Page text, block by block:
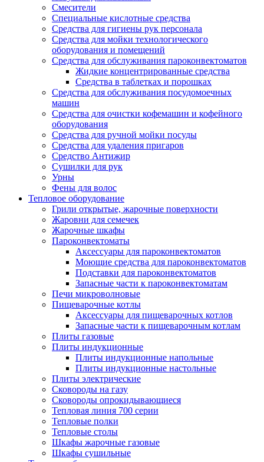
Смесители
Специальные кислотные средства
Средства для гигиены рук персонала
Средства для мойки технологического
оборудования и помещений
Средства для обслуживания пароконвектоматов
Жидкие концентрированные средства
Средства в таблетках и порошках
Средства для обслуживания посудомоечных
машин
Средства для очистки кофемашин и кофейного
оборудования
Средства для ручной мойки посуды
Средства для удаления пригаров
Средство Антижир
Сушилки для рук
Урны
Фены для волос
Тепловое оборудование
Грили открытые, жарочные поверхности
Жаровни для семечек
Жарочные шкафы
Пароконвектоматы
Аксессуары для пароконвектоматов
Моющие средства для пароконвектоматов
Подставки для пароконвектоматов
Запасные части к пароконвектоматам
Печи микроволновые
Пищеварочные котлы
Аксессуары для пищеварочных котлов
Запасные части к пищеварочным котлам
Плиты газовые
Плиты индукционные
Плиты индукционные напольные
Плиты индукционные настольные
Плиты электрические
Сковороды на газу
Сковороды опрокидывающиеся
Тепловая линия 700 серии
Тепловые полки
Тепловые столы
Шкафы жарочные газовые
Шкафы сушильные